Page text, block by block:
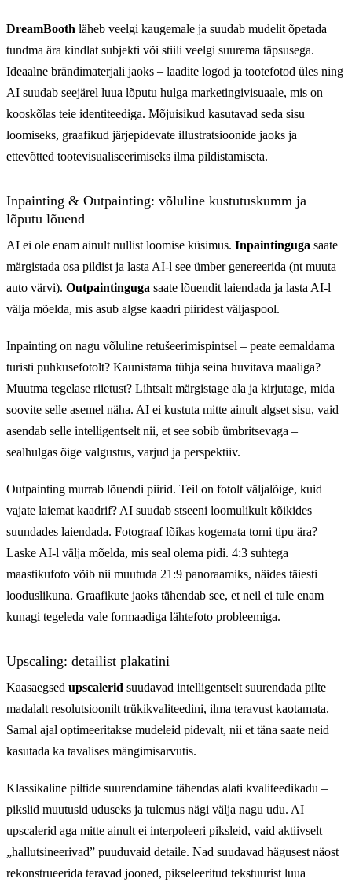
DreamBooth läheb veelgi kaugemale ja suudab mudelit õpetada
tundma ära kindlat subjekti või stiili veelgi suurema täpsusega.
Ideaalne brändimaterjali jaoks – laadite logod ja tootefotod üles ning
AI suudab seejärel luua lõputu hulga marketingivisuaale, mis on
kooskõlas teie identiteediga. Mõjuisikud kasutavad seda sisu
loomiseks, graafikud järjepidevate illustratsioonide jaoks ja
ettevõtted tootevisualiseerimiseks ilma pildistamiseta.
Inpainting & Outpainting: võluline kustutuskumm ja
lõputu lõuend
AI ei ole enam ainult nullist loomise küsimus. Inpaintinguga saate
märgistada osa pildist ja lasta AI-l see ümber genereerida (nt muuta
auto värvi). Outpaintinguga saate lõuendit laiendada ja lasta AI-l
välja mõelda, mis asub algse kaadri piiridest väljaspool.
Inpainting on nagu võluline retušeerimispintsel – peate eemaldama
turisti puhkusefotolt? Kaunistama tühja seina huvitava maaliga?
Muutma tegelase riietust? Lihtsalt märgistage ala ja kirjutage, mida
soovite selle asemel näha. AI ei kustuta mitte ainult algset sisu, vaid
asendab selle intelligentselt nii, et see sobib ümbritsevaga –
sealhulgas õige valgustus, varjud ja perspektiiv.
Outpainting murrab lõuendi piirid. Teil on fotolt väljalõige, kuid
vajate laiemat kaadrif? AI suudab stseeni loomulikult kõikides
suundades laiendada. Fotograaf lõikas kogemata torni tipu ära?
Laske AI-l välja mõelda, mis seal olema pidi. 4:3 suhtega
maastikufoto võib nii muutuda 21:9 panoraamiks, näides täiesti
looduslikuna. Graafikute jaoks tähendab see, et neil ei tule enam
kunagi tegeleda vale formaadiga lähtefoto probleemiga.
Upscaling: detailist plakatini
Kaasaegsed upscalerid suudavad intelligentselt suurendada pilte
madalalt resolutsioonilt trükikvaliteedini, ilma teravust kaotamata.
Samal ajal optimeeritakse mudeleid pidevalt, nii et täna saate neid
kasutada ka tavalises mängimisarvutis.
Klassikaline piltide suurendamine tähendas alati kvaliteedikadu –
pikslid muutusid uduseks ja tulemus nägi välja nagu udu. AI
upscalerid aga mitte ainult ei interpoleeri piksleid, vaid aktiivselt
„hallutsineerivad” puuduvaid detaile. Nad suudavad hägusest näost
rekonstrueerida teravad jooned, pikseleeritud tekstuurist luua